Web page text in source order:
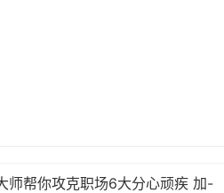
师帮你攻克职场6大分心顽疾 加-